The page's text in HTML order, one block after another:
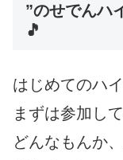
”のせでんハ
🎵
はじめてのハ
まずは参加し
どんなもんか、